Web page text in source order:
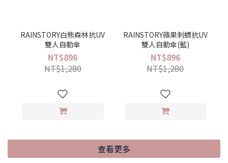
RAINSTORY白熊森林抗UV
雙人自動傘
NT$896
NT$1,280
RAINSTORY蘋果刺蝟抗UV
雙人自動傘(藍)
NT$896
NT$1,280
查看更多